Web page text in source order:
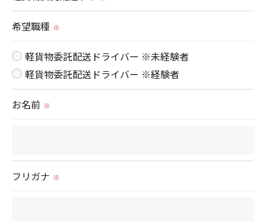
＜個人情報の安全管理＞
当社では、個人情報の漏洩等がなされないよう、適
切に安全管理対策を実施します。
＜個人情報を与えなかった場合に生じる結果＞
必要な情報を頂けない場合は、それに対応した当社
のサービスをご提供できない場合がございますので
＜個人情報の開示･訂正・削除･利用停止の手続につ
いて＞
希望職種 ※
軽貨物委託配送ドライバー ※未経験者
軽貨物委託配送ドライバー ※経験者
お名前 ※
フリガナ ※